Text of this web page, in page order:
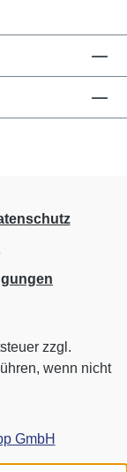
zzgl.
wenn nicht
GmbH